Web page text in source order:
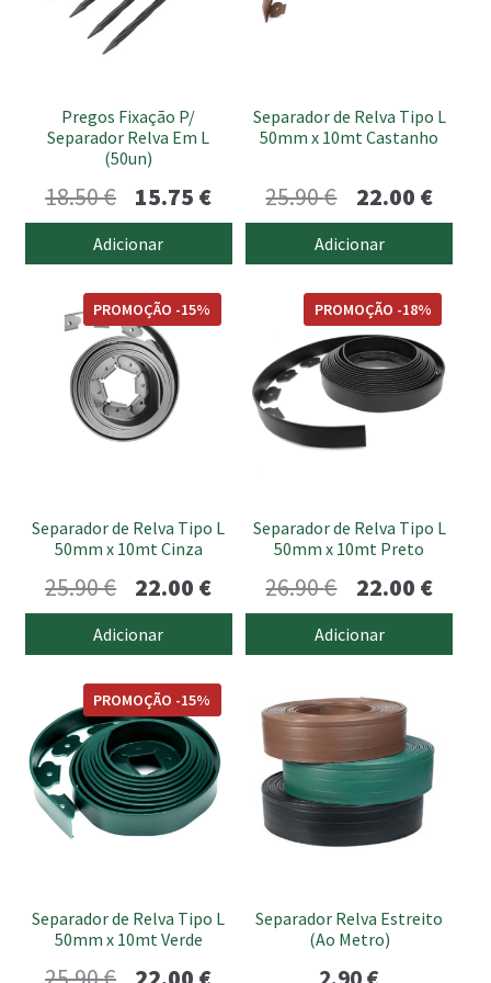
Pregos Fixação P/
Separador Relva Em L
(50un)
18.50€
O
preço
original
era:
18.50 €.
15.75 €O
preço
atual
15.75 €.
Adicionar
Separador de Relva Tipo L
50mm x 10mt Castanho
25.90€
preço
original
era:
25.90 €.
22.00 €O
preço
atual
Adicionar
Separador de Relva Tipo L
50mm x 10mt Cinza
PROMOÇÃO -15%
25.90€
O
preço
original
era:
25.90 €.
22.00 €O
preço
atual
22.00 €.
Adicionar
Separador de Relva Tipo L
50mm x 10mt Preto
PROMOÇÃO -18%
26.90€
preço
original
era:
26.90 €.
22.00 €O
preço
atual
Adicionar
Separador de Relva Tipo L
50mm x 10mt Verde
PROMOÇÃO -15%
O
O
Separador Relva Estreito
(Ao Metro)
product
has
multiple
variants.
The
options
chosen